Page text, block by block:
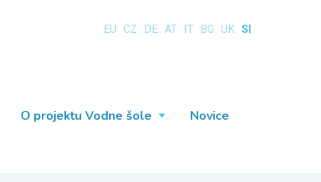
EU CZ DE AT IT BG UK SI
O projektu Vodne šole
Novice